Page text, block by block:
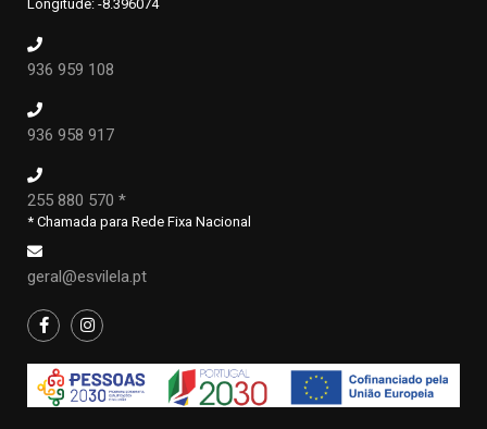
Longitude: -8.396074
936 959 108
936 958 917
255 880 570 *
* Chamada para Rede Fixa Nacional
geral@esvilela.pt